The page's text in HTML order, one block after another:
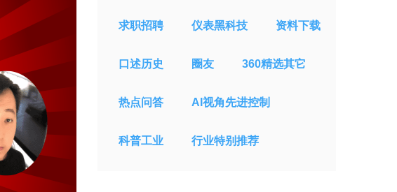
求职招聘 仪表黑科技 资料下载
口述历史 圈友 360精选其它
热点问答 AI视角先进控制
科普工业 行业特别推荐